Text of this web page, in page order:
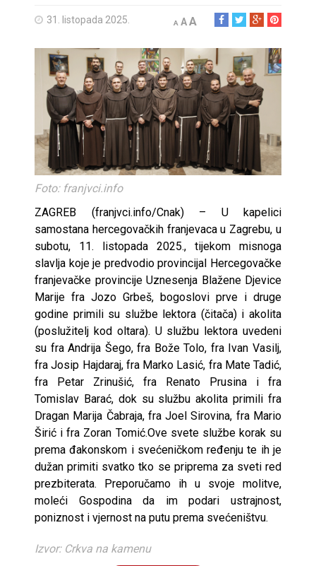
31. listopada 2025. A AA
Foto: franjvci.info
ZAGREB (franjvci.info/Cnak) – U kapelici
samostana hercegovačkih franjevaca u Zagrebu, u
subotu, 11. listopada 2025., tijekom misnoga
slavlja koje je predvodio provincijal Hercegovačke
franjevačke provincije Uznesenja Blažene Djevice
Marije fra Jozo Grbeš, bogoslovi prve i druge
godine primili su službe lektora (čitača) i akolita
(poslužitelj kod oltara). U službu lektora uvedeni
su fra Andrija Šego, fra Bože Tolo, fra Ivan Vasilj,
fra Josip Hajdaraj, fra Marko Lasić, fra Mate Tadić,
fra Petar Zrinušić, fra Renato Prusina i fra
Tomislav Barać, dok su službu akolita primili fra
Dragan Marija Čabraja, fra Joel Sirovina, fra Mario
Širić i fra Zoran Tomić.Ove svete službe korak su
prema đakonskom i svećeničkom ređenju te ih je
dužan primiti svatko tko se priprema za sveti red
prezbiterata. Preporučamo ih u svoje molitve,
moleći Gospodina da im podari ustrajnost,
poniznost i vjernost na putu prema svećeništvu.
Izvor: Crkva na kamenu